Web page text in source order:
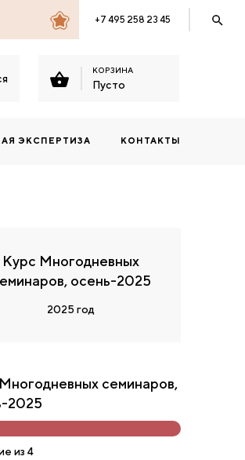
+7 495 258 23 45
КОРЗИНА
Пусто
ЭКСПЕРТИЗА КОНТАКТЫ
Курс Многодневных
осень-2025
2025 год
семинаров,
2025
из 4